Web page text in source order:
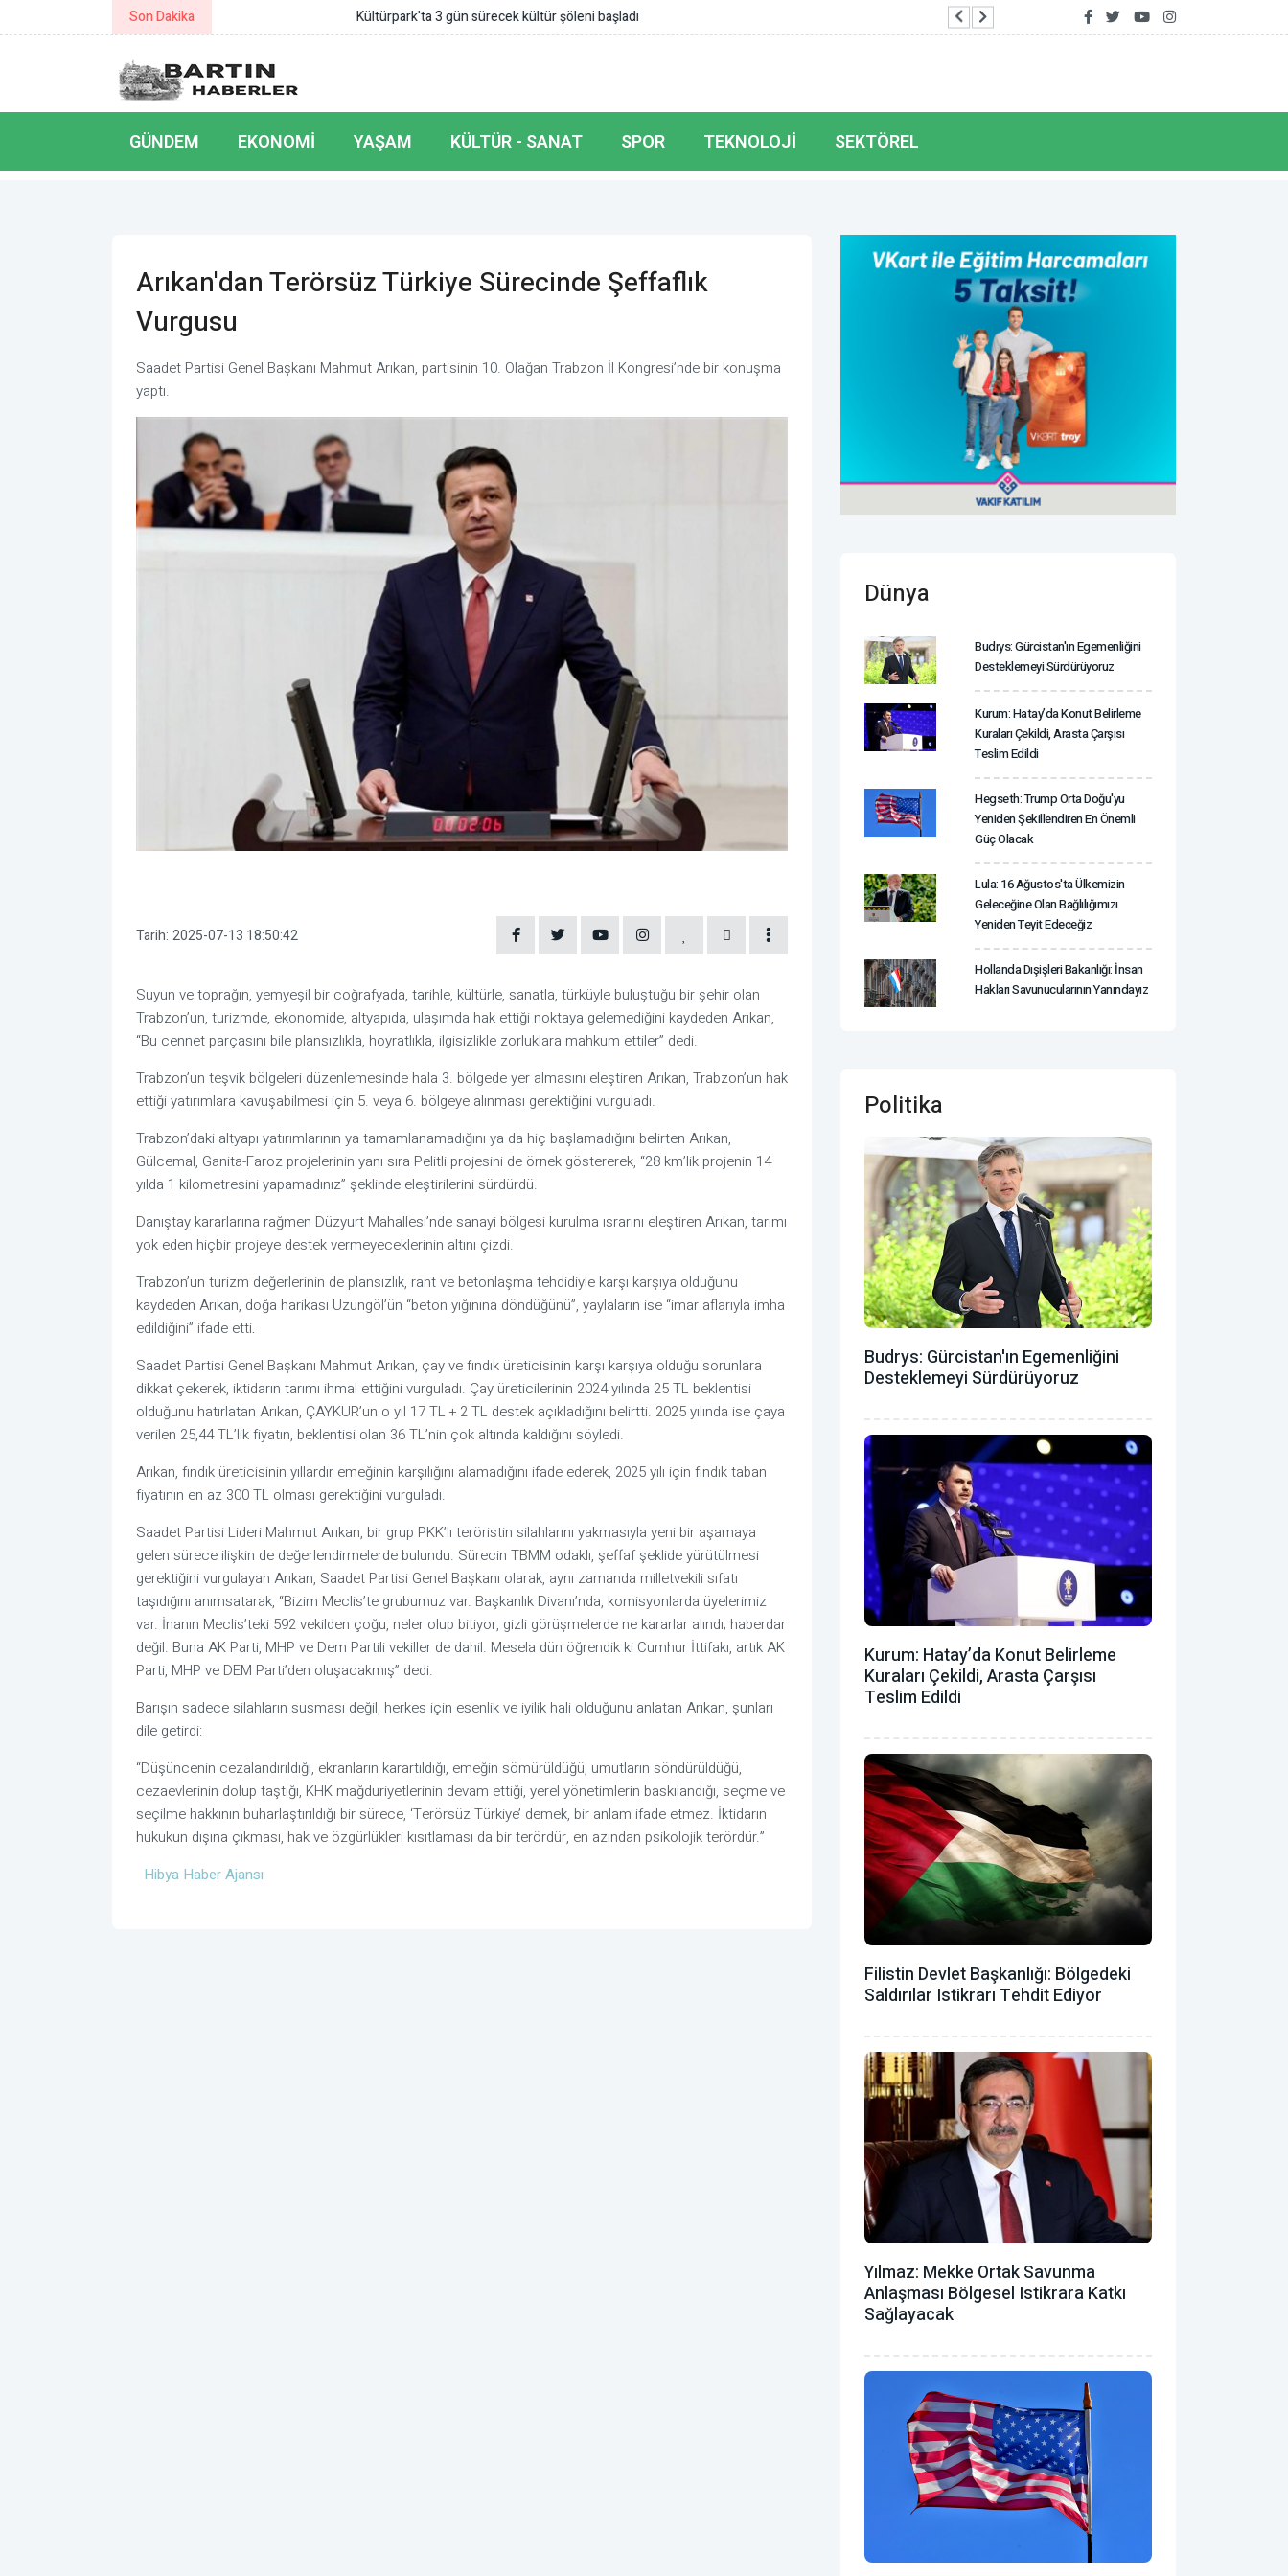
Son Dakika Kültürpark'ta 3 gün sürecek kültür şöleni başladı Zorkun Yaylası 30. Çocuk Şenliği 21-23
GÜNDEM EKONOMI YAŞAM KÜLTÜR - SANAT SPOR TEKNOLOJI SEKTÖREL
Arıkan'dan Terörsüz Türkiye Sürecinde Şeffaflık
Vurgusu
Saadet Partisi Genel Başkanı Mahmut Arıkan, partisinin 10. Olağan Trabzon İl Kongresi’nde bir konuşma
yaptı.
Tarih: 2025-07-13 18:50:42
Suyun ve toprağın, yemyeşil bir coğrafyada, tarihle, kültürle, sanatla, türküyle buluştuğu bir şehir olan
Trabzon’un, turizmde, ekonomide, altyapıda, ulaşımda hak ettiği noktaya gelemediğini kaydeden Arıkan,
“Bu cennet parçasını bile plansızlıkla, hoyratlıkla, ilgisizlikle zorluklara mahkum ettiler” dedi.
Trabzon’un teşvik bölgeleri düzenlemesinde hala 3. bölgede yer almasını eleştiren Arıkan, Trabzon’un hak
ettiği yatırımlara kavuşabilmesi için 5. veya 6. bölgeye alınması gerektiğini vurguladı.
Trabzon’daki altyapı yatırımlarının ya tamamlanamadığını ya da hiç başlamadığını belirten Arıkan,
Gülcemal, Ganita-Faroz projelerinin yanı sıra Pelitli projesini de örnek göstererek, “28 km’lik projenin 14
yılda 1 kilometresini yapamadınız” şeklinde eleştirilerini sürdürdü.
Danıştay kararlarına rağmen Düzyurt Mahallesi’nde sanayi bölgesi kurulma ısrarını eleştiren Arıkan, tarımı
yok eden hiçbir projeye destek vermeyeceklerinin altını çizdi.
Trabzon’un turizm değerlerinin de plansızlık, rant ve betonlaşma tehdidiyle karşı karşıya olduğunu
kaydeden Arıkan, doğa harikası Uzungöl’ün “beton yığınına döndüğünü”, yaylaların ise “imar aflarıyla imha
edildiğini” ifade etti.
Saadet Partisi Genel Başkanı Mahmut Arıkan, çay ve fındık üreticisinin karşı karşıya olduğu sorunlara
dikkat çekerek, iktidarın tarımı ihmal ettiğini vurguladı. Çay üreticilerinin 2024 yılında 25 TL beklentisi
olduğunu hatırlatan Arıkan, ÇAYKUR’un o yıl 17 TL + 2 TL destek açıkladığını belirtti. 2025 yılında ise çaya
verilen 25,44 TL’lik fiyatın, beklentisi olan 36 TL’nin çok altında kaldığını söyledi.
Arıkan, fındık üreticisinin yıllardır emeğinin karşılığını alamadığını ifade ederek, 2025 yılı için fındık taban
fiyatının en az 300 TL olması gerektiğini vurguladı.
Saadet Partisi Lideri Mahmut Arıkan, bir grup PKK’lı teröristin silahlarını yakmasıyla yeni bir aşamaya
gelen sürece ilişkin de değerlendirmelerde bulundu. Sürecin TBMM odaklı, şeffaf şeklide yürütülmesi
gerektiğini vurgulayan Arıkan, Saadet Partisi Genel Başkanı olarak, aynı zamanda milletvekili sıfatı
taşıdığını anımsatarak, “Bizim Meclis’te grubumuz var. Başkanlık Divanı’nda, komisyonlarda üyelerimiz
var. İnanın Meclis’teki 592 vekilden çoğu, neler olup bitiyor, gizli görüşmelerde ne kararlar alındı; haberdar
değil. Buna AK Parti, MHP ve Dem Partili vekiller de dahil. Mesela dün öğrendik ki Cumhur İttifakı, artık AK
Parti, MHP ve DEM Parti’den oluşacakmış” dedi.
Barışın sadece silahların susması değil, herkes için esenlik ve iyilik hali olduğunu anlatan Arıkan, şunları
dile getirdi:
“Düşüncenin cezalandırıldığı, ekranların karartıldığı, emeğin sömürüldüğü, umutların söndürüldüğü,
cezaevlerinin dolup taştığı, KHK mağduriyetlerinin devam ettiği, yerel yönetimlerin baskılandığı, seçme ve
seçilme hakkının buharlaştırıldığı bir sürece, ‘Terörsüz Türkiye’ demek, bir anlam ifade etmez. İktidarın
hukukun dışına çıkması, hak ve özgürlükleri kısıtlaması da bir terördür, en azından psikolojik terördür.”
Hibya Haber Ajansı
Dünya
Budrys: Gürcistan'ın Egemenliğini
Desteklemeyi Sürdürüyoruz
Kurum: Hatay’da Konut Belirleme
Kuraları Çekildi, Arasta Çarşısı
Teslim Edildi
Hegseth: Trump Orta Doğu'yu
Yeniden Şekillendiren En Önemli
Güç Olacak
Lula: 16 Ağustos'ta Ülkemizin
Geleceğine Olan Bağlılığımızı
Yeniden Teyit Edeceğiz
Hollanda Dışişleri Bakanlığı: İnsan
Hakları Savunucularının Yanındayız
Politika
Budrys: Gürcistan'ın Egemenliğini
Desteklemeyi Sürdürüyoruz
Kurum: Hatay’da Konut Belirleme
Kuraları Çekildi, Arasta Çarşısı
Teslim Edildi
Filistin Devlet Başkanlığı: Bölgedeki
Saldırılar Istikrarı Tehdit Ediyor
Yılmaz: Mekke Ortak Savunma
Anlaşması Bölgesel Istikrara Katkı
Sağlayacak